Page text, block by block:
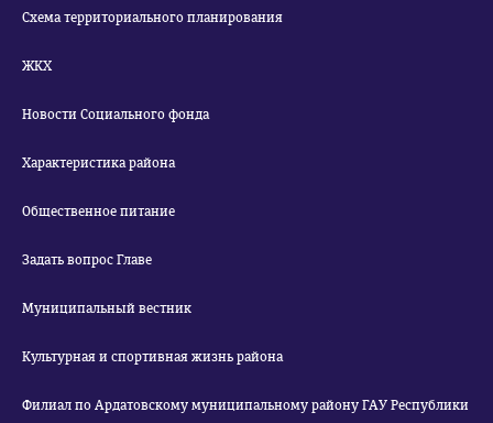
Схема территориального планирования
ЖКХ
Новости Социального фонда
Характеристика района
Общественное питание
Задать вопрос Главе
Муниципальный вестник
Культурная и спортивная жизнь района
Филиал по Ардатовскому муниципальному району ГАУ Республики